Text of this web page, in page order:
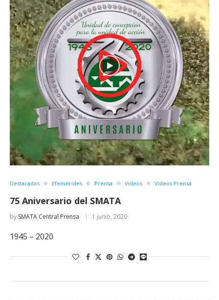
Destacados Efemérides Prensa Videos Videos Prensa
75 Aniversario del SMATA
by SMATA Central Prensa 1 junio, 2020
1945 – 2020